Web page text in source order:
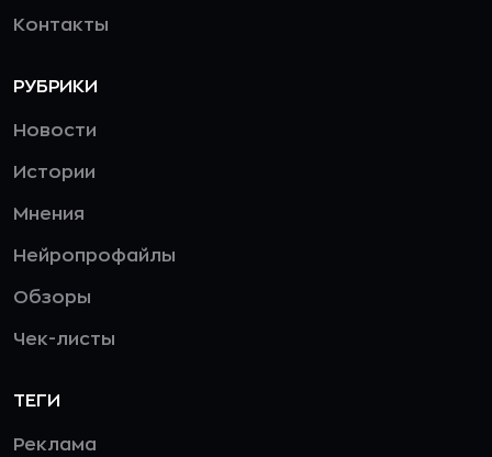
Контакты
РУБРИКИ
Новости
Истории
Мнения
Нейропрофайлы
Обзоры
Чек-листы
ТЕГИ
Реклама